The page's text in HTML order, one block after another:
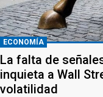
ECONOMÍA
La falta de
inquieta a Wall
volatilidad